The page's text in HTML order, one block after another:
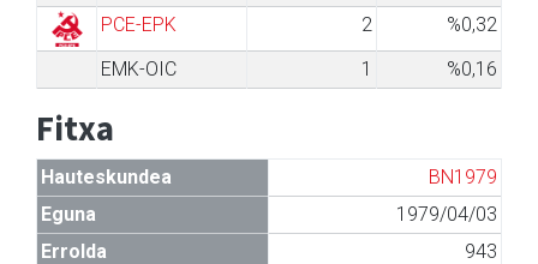
PCE-EPK
2
%0,32
EMK-OIC
1 %0,16
Fitxa
Hauteskundea
BN1979
Eguna
1979/04/03
Errolda
943